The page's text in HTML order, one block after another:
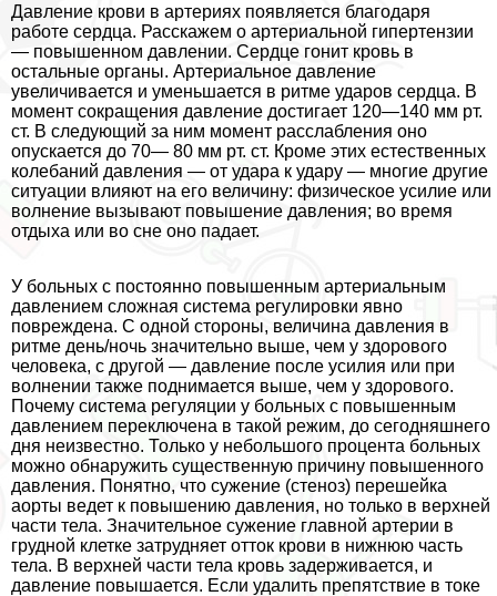
Давление крови в артериях появляется благодаря
работе сердца. Расскажем о артериальной гипертензии
— повышенном давлении. Сердце гонит кровь в
остальные органы. Артериальное давление
увеличивается и уменьшается в ритме ударов сердца. В
момент сокращения давление достигает 120—140 мм рт.
ст. В следующий за ним момент расслабления оно
опускается до 70— 80 мм рт. ст. Кроме этих естественных
колебаний давления — от удара к удару — многие другие
ситуации влияют на его величину: физическое усилие или
волнение вызывают повышение давления; во время
отдыха или во сне оно падает.
У больных с постоянно повышенным артериальным
давлением сложная система регулировки явно
повреждена. С одной стороны, величина давления в
ритме день/ночь значительно выше, чем у здорового
человека, с другой — давление после усилия или при
волнении также поднимается выше, чем у здорового.
Почему система регуляции у больных с повышенным
давлением переключена в такой режим, до сегодняшнего
дня неизвестно. Только у небольшого процента больных
можно обнаружить существенную причину повышенного
давления. Понятно, что сужение (стеноз) перешейка
аорты ведет к повышению давления, но только в верхней
части тела. Значительное сужение главной артерии в
грудной клетке затрудняет отток крови в нижнюю часть
тела. В верхней части тела кровь задерживается, и
давление повышается. Если удалить препятствие в токе